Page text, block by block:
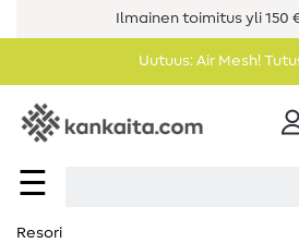
Ilmainen toimitus yli 150
Uutuus: Air Mesh!
☰
Resori